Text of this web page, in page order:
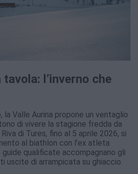
l’inverno che
Valle Aurina propone un ventaglio
di vivere la stagione fredda da
di Tures, fino al 5 aprile 2026, si
al biathlon con l’ex atleta
guide qualificate accompagnano gli
uscite di arrampicata su ghiaccio.